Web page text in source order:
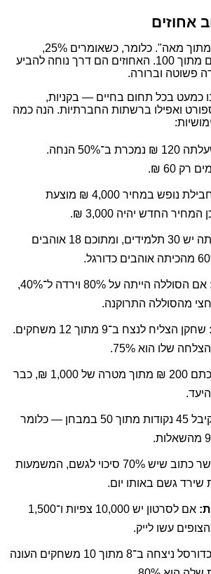
אחוזים
"אחוז" פירושו "אחד מתוך מאה". כלומר, כשאומרים 25%,
מתכוונים ל־25 חלקים מתוך 100. האחוזים הם דרך נוחה להביע
פשוטה וברורה.
כמעט בכל תחום בחיים — בקניות,
ואפילו ברשתות החברתיות. הנה כמה
חולצה שעלתה 120 ₪ נמכרת ב־50% הנחה.
60 ₪.
חבילת נופש במחיר 4,000 ₪ מוצעת
בכיתה יש 30 תלמידים, ומתוכם 18 אוהבים
אם הסוללה הייתה על 80% וירדה ל־40%,
מהסוללה התרוקנה.
שחקן הצליח לנצח ב־9 מתוך 12 משחקים.
שלו הוא 75%.
אם חסכתם 200 ₪ מתוך מטרה של 1,000 ₪, כבר
תלמיד קיבל 45 נקודות מתוך 50 במבחן — כלומר
כאשר כתוב שיש 70% סיכוי לגשם, המשמעות
שירד גשם באותו יום.
אם לסרטון יש 10,000 צפיות ו־1,500
קבוצת כדורסל ניצחה ב־8 מתוך 10 משחקים העונה